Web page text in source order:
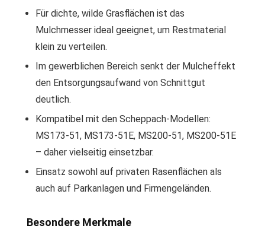
Für dichte, wilde Grasflächen ist das
Mulchmesser ideal geeignet, um Restmaterial
klein zu verteilen.
Im gewerblichen Bereich senkt der Mulcheffekt
den Entsorgungsaufwand von Schnittgut
deutlich.
Kompatibel mit den Scheppach-Modellen:
MS173-51, MS173-51E, MS200-51, MS200-51E
– daher vielseitig einsetzbar.
Einsatz sowohl auf privaten Rasenflächen als
auch auf Parkanlagen und Firmengeländen.
Besondere Merkmale